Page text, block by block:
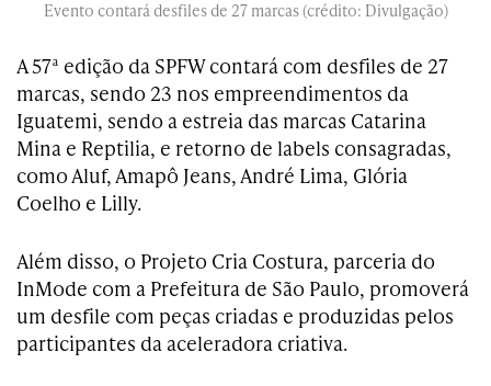
Evento contará desfiles de 27 marcas (crédito: Divulgação)
A 57ª edição da SPFW contará com desfiles de 27
marcas, sendo 23 nos empreendimentos da
Iguatemi, sendo a estreia das marcas Catarina
Mina e Reptilia, e retorno de labels consagradas,
como Aluf, Amapô Jeans, André Lima, Glória
Coelho e Lilly.
Além disso, o Projeto Cria Costura, parceria do
InMode com a Prefeitura de São Paulo, promoverá
um desfile com peças criadas e produzidas pelos
participantes da aceleradora criativa.